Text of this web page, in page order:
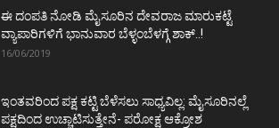
ಈ ದಂಪತಿ ನೋಡಿ ಮೈಸೂರಿನ ದೇವರಾಜ ಮಾರುಕಟ್ಟೆ
ವ್ಯಾಪಾರಿಗಳಿಗೆ ಭಾನುವಾರ ಬೆಳ್ಳಂಬೆಳಗ್ಗೆ ಶಾಕ್..!
16/06/2019
ಇಂತವರಿಂದ ಪಕ್ಷ ಕಟ್ಟಿ ಬೆಳೆಸಲು ಸಾಧ್ಯವಿಲ್ಲ: ಮೈಸೂರಿನಲ್ಲೆ
ಪಕ್ಷದಿಂದ ಉಚ್ಚಾಟಿಸುತ್ತೇನೆ- ಪರೋಕ್ಷ ಆಕ್ರೋಶ